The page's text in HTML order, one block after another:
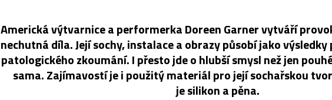
Americká výtvarnice a performerka Doreen Garner vytváří
nechutná díla. Její sochy, instalace a obrazy působí jako
patologického zkoumání. I přesto jde o hlubší smysl než jen
sama. Zajímavostí je i použitý materiál pro její sochařskou
je silikon a pěna.